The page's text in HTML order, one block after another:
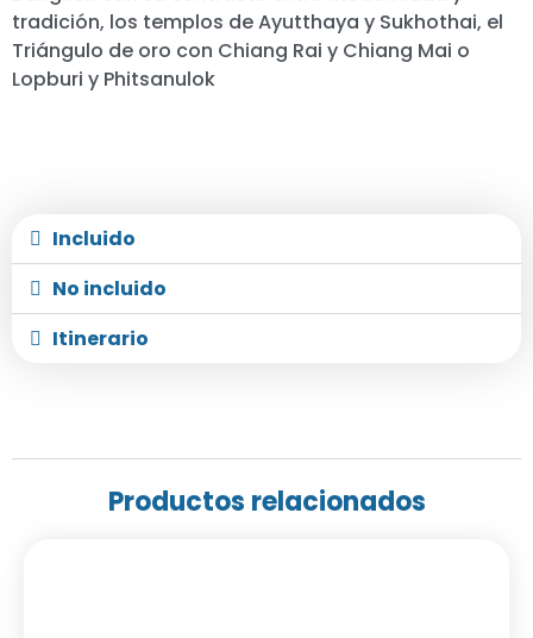
tradición, los templos de Ayutthaya y Sukhothai, el
Triángulo de oro con Chiang Rai y Chiang Mai o
Lopburi y Phitsanulok
Incluido
No incluido
Itinerario
Productos relacionados